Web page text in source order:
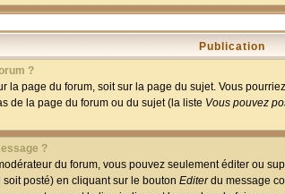
Publication
?
la page du forum, soit sur la page du sujet. Vous
de la page du forum ou du sujet (la liste Vous pouvez
?
du forum, vous pouvez seulement éditer ou
posté) en cliquant sur le bouton Editerdu message